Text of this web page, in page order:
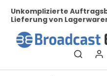
von Lagerwaren!